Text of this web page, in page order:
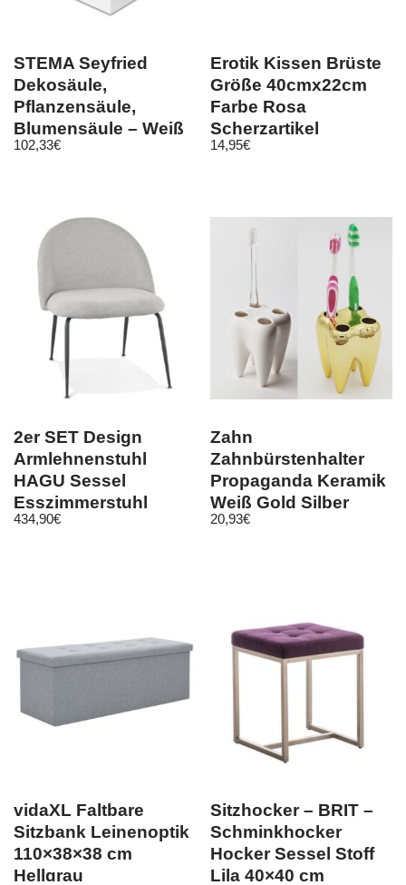
STEMA Seyfried
Dekosäule,
Pflanzensäule,
Blumensäule – Weiß
Hochglanz in 3
102,33€
Erotik Kissen Brüste
Größe 40cmx22cm
Farbe Rosa
Scherzartikel
14,95€
2er SET Design
Armlehnenstuhl
HAGU Sessel
Esszimmerstuhl
Stuhl Esszimmer
434,90€
Zahn
Zahnbürstenhalter
Propaganda Keramik
Weiß Gold Silber
Zahnbürsten Ablage
20,93€
vidaXL Faltbare
Sitzbank Leinenoptik
110×38×38 cm
Hellgrau
Sitzhocker – BRIT –
Schminkhocker
Hocker Sessel Stoff
Lila 40×40 cm